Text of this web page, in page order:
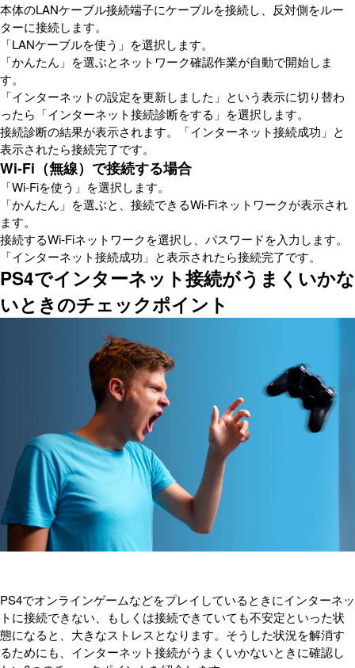
本体のLANケーブル接続端子にケーブルを接続し、反対側をルー
ターに接続します。
「LANケーブルを使う」を選択します。
「かんたん」を選ぶとネットワーク確認作業が自動で開始しま
す。
「インターネットの設定を更新しました」という表示に切り替わ
ったら「インターネット接続診断をする」を選択します。
接続診断の結果が表示されます。「インターネット接続成功」と
表示されたら接続完了です。
Wi-Fi（無線）で接続する場合
「Wi-Fiを使う」を選択します。
「かんたん」を選ぶと、接続できるWi-Fiネットワークが表示され
ます。
接続するWi-Fiネットワークを選択し、パスワードを入力します。
「インターネット接続成功」と表示されたら接続完了です。
PS4でインターネット接続がうまくいかな
いときのチェックポイント
PS4でオンラインゲームなどをプレイしているときにインターネッ
トに接続できない、もしくは接続できていても不安定といった状
態になると、大きなストレスとなります。そうした状況を解消す
るためにも、インターネット接続がうまくいかないときに確認し